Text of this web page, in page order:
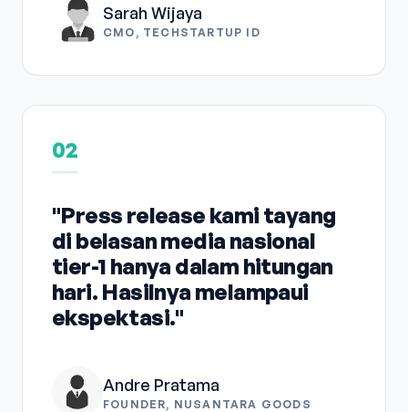
Sarah Wijaya
CMO, TECHSTARTUP ID
02
"Press release kami tayang
di belasan media nasional
tier-1 hanya dalam hitungan
hari. Hasilnya melampaui
ekspektasi."
Andre Pratama
FOUNDER, NUSANTARA GOODS